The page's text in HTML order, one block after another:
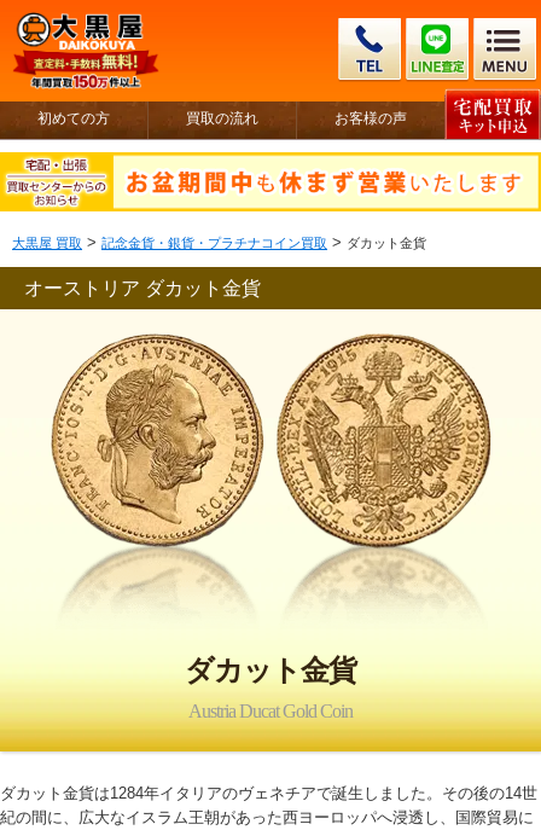
初めての方 買取の流れ お客様の声
大黒屋 買取 > 記念金貨・銀貨・プラチナコイン買取 > ダカット金貨
オーストリア ダカット金貨
ダカット金貨
Austria Ducat Gold Coin
ダカット金貨は1284年イタリアのヴェネチアで誕生しました。その後の14世
紀の間に、広大なイスラム王朝があった西ヨーロッパへ浸透し、国際貿易に